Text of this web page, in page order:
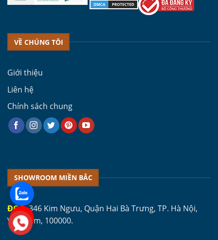
VỀ CHÚNG TÔI
Giới thiệu
Liên hệ
Chính sách chung
SHOWROOM MIỀN BẮC
ĐC 1:346 Kim Ngưu, Quận Hai Bà Trưng, TP. Hà Nội,
Việt Nam, 100000.